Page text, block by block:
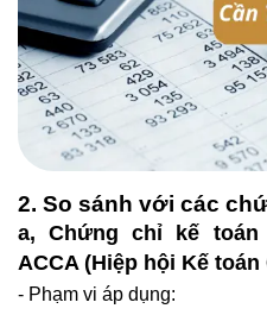
2. So sánh với các
a, Chứng chỉ kế
ACCA (Hiệp hội Kế
- Phạm vi áp dụng: